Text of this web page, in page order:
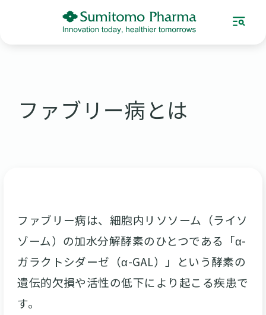
ファブリー病とは
ファブリー病は、細胞内リソソーム（ライソ
ゾーム）の加水分解酵素のひとつである「α-
ガラクトシダーゼ（α-GAL）」という酵素の
遺伝的欠損や活性の低下により起こる疾患で
す。